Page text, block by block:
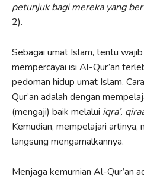
petunjuk bagi mereka yang
2).
Sebagai umat Islam, tentu
mempercayai isi Al-Qur’an
pedoman hidup umat Islam.
Qur’an adalah dengan
(mengaji) baik melalui iqra’,
Kemudian, mempelajari artinya,
langsung mengamalkannya.
Menjaga kemurnian Al-Qur’an